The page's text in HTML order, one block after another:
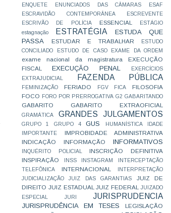
ENQUETE ENUNCIADOS DAS CÂMARAS
ESAF
ESCRAVIDÃO CONTEMPORÂNEA
ESCREVENTE
ESCRIVÃO DE POLÍCIA
ESSENCIAL
ESTÁGIO
estagnação
ESTRATÉGIA
ESTUDA QUE
PASSA
ESTUDAR E TRABALHAR
ESTUDO
CONCILIADO
ESTUDO DE CASO EXAME DA ORDEM
exame nacional da magistratura
EXECUÇÃO
FISCAL
EXECUÇÃO PENAL
EXERCÍCIOS
EXTRAJUDICIAL
FAZENDA PÚBLICA
FEMINIZAÇÃO FERIADO FGV FICA
FILOSOFIA
FOCO
FORO POR PRERROGATIVA G2 GABARITANDO
GABARITO GABARITO EXTRAOFICIAL
GRAMÁTICA GRANDES JULGAMENTOS
GRUPO 1 GRUPO 4 GUS HUMANÍSTICA
IDADE
IMPORTANTE
IMPROBIDADE ADMINISTRATIVA
INDICAÇÃO
INFORMAÇÃO INFORMATIVOS
INQUÉRITO POLICIAL
INSCRIÇÃO DEFINITIVA
INSPIRAÇÃO
INSS INSTAGRAM
INTERCEPTAÇÃO
TELEFÔNICA
INTERNACIONAL
INTERPRETAÇÃO
JUDICIALIZAÇÃO
JUIZ DAS GARANTIAS
JUIZ DE
DIREITO JUIZ ESTADUAL JUIZ FEDERAL
JUIZADO
ESPECIAL
JURI JURISPRUDENCIA
JURISPRUDÊNCIA EM TESES
LEGISLAÇÃO